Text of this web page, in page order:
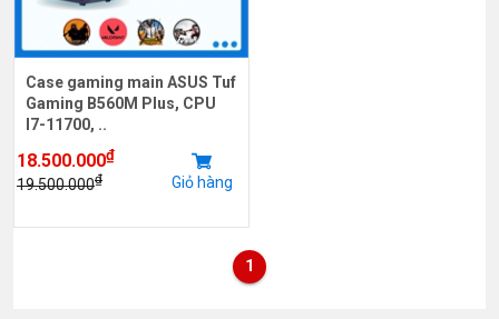
Case gaming main ASUS Tuf
Gaming B560M Plus, CPU
I7-11700, ..
18.500.000₫
19.500.000₫ Giỏ hàng
1